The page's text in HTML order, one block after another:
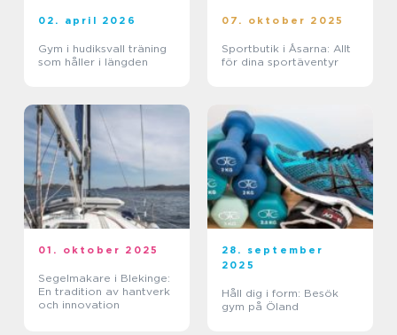
02. april 2026
Gym i hudiksvall träning
som håller i längden
07. oktober 2025
Sportbutik i Åsarna: Allt
för dina sportäventyr
01. oktober 2025
Segelmakare i Blekinge:
En tradition av hantverk
och innovation
28. september
2025
Håll dig i form: Besök
gym på Öland